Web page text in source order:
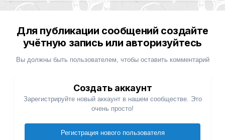
Для публикации сообщений создайте
учётную запись или авторизуйтесь
Вы должны быть пользователем, чтобы оставить комментарий
Создать аккаунт
Зарегистрируйте новый аккаунт в нашем сообществе. Это
очень просто!
Регистрация нового пользователя